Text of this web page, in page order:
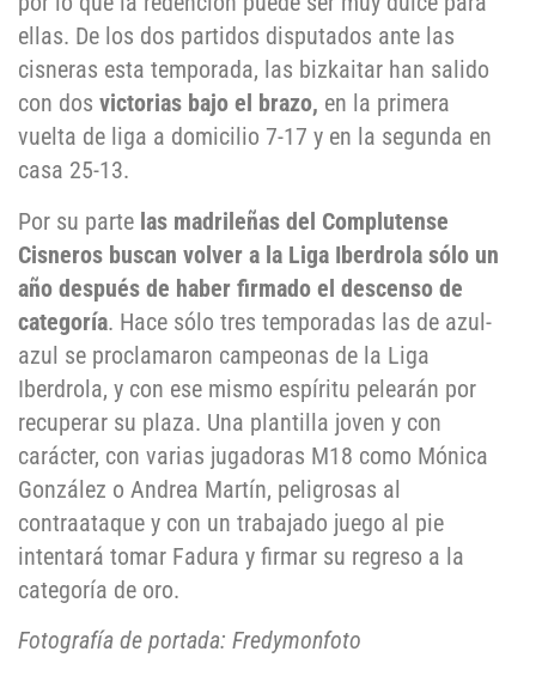
ellas. De los dos partidos disputados ante las
cisneras esta temporada, las bizkaitar han salido
con dos victorias bajo el brazo, en la primera
vuelta de liga a domicilio 7-17 y en la segunda en
casa 25-13.
Por su parte las madrileñas del Complutense
Cisneros buscan volver a la Liga Iberdrola sólo un
año después de haber firmado el descenso de
categoría. Hace sólo tres temporadas las de azul-
azul se proclamaron campeonas de la Liga
Iberdrola, y con ese mismo espíritu pelearán por
recuperar su plaza. Una plantilla joven y con
carácter, con varias jugadoras M18 como Mónica
González o Andrea Martín, peligrosas al
contraataque y con un trabajado juego al pie
intentará tomar Fadura y firmar su regreso a la
categoría de oro.
Fotografía de portada: Fredymonfoto